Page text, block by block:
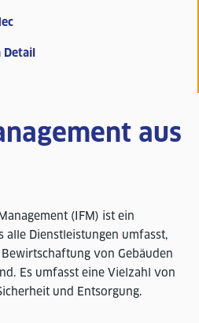
Detail
aus
(IFM) ist ein
alle Dienstleistungen umfasst,
von Gebäuden
Es umfasst eine Vielzahl von
und Entsorgung.